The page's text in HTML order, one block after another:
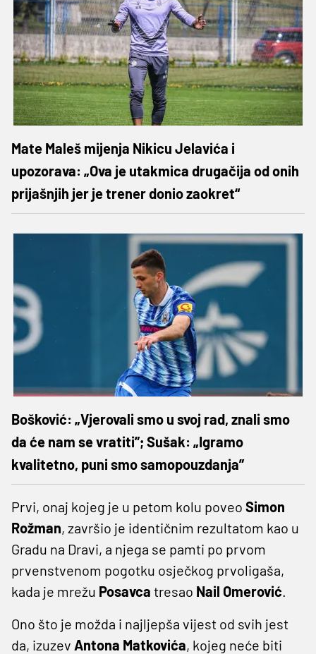
Mate Maleš mijenja Nikicu Jelavića i
upozorava: „Ova je utakmica drugačija od onih
prijašnjih jer je trener donio zaokret“
Bošković: „Vjerovali smo u svoj rad, znali smo
da će nam se vratiti”; Sušak: „Igramo
kvalitetno, puni smo samopouzdanja”
Prvi, onaj kojeg je u petom kolu poveo Simon
Rožman, završio je identičnim rezultatom kao u
Gradu na Dravi, a njega se pamti po prvom
prvenstvenom pogotku osječkog prvoligaša,
kada je mrežu Posavca tresao Nail Omerović.
Ono što je možda i najljepša vijest od svih jest
da, izuzev Antona Matkovića, kojeg neće biti